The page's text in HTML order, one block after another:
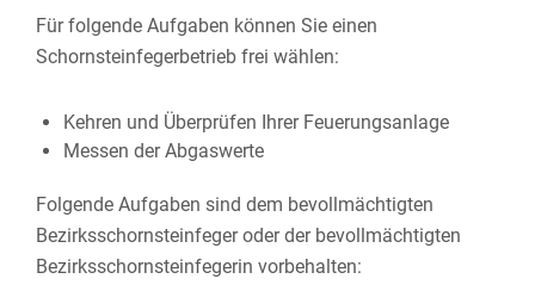
Für folgende Aufgaben können Sie einen
Schornsteinfegerbetrieb frei wählen:
Kehren und Überprüfen Ihrer Feuerungsanlage
Messen der Abgaswerte
Folgende Aufgaben sind dem bevollmächtigten
Bezirksschornsteinfeger oder der bevollmächtigten
Bezirksschornsteinfegerin vorbehalten: